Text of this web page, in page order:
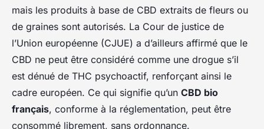
mais les produits à base de CBD extraits de fleurs ou
de graines sont autorisés. La Cour de justice de
l’Union européenne (CJUE) a d’ailleurs affirmé que le
CBD ne peut être considéré comme une drogue s’il
est dénué de THC psychoactif, renforçant ainsi le
cadre européen. Ce qui signifie qu’un CBD bio
français, conforme à la réglementation, peut être
consommé librement, sans ordonnance.